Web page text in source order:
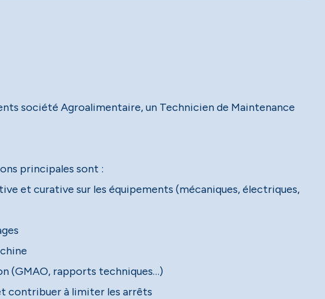
société Agroalimentaire, un Technicien de Maintenance
principales sont :
et curative sur les équipements (mécaniques, électriques,
(GMAO, rapports techniques…)
contribuer à limiter les arrêts